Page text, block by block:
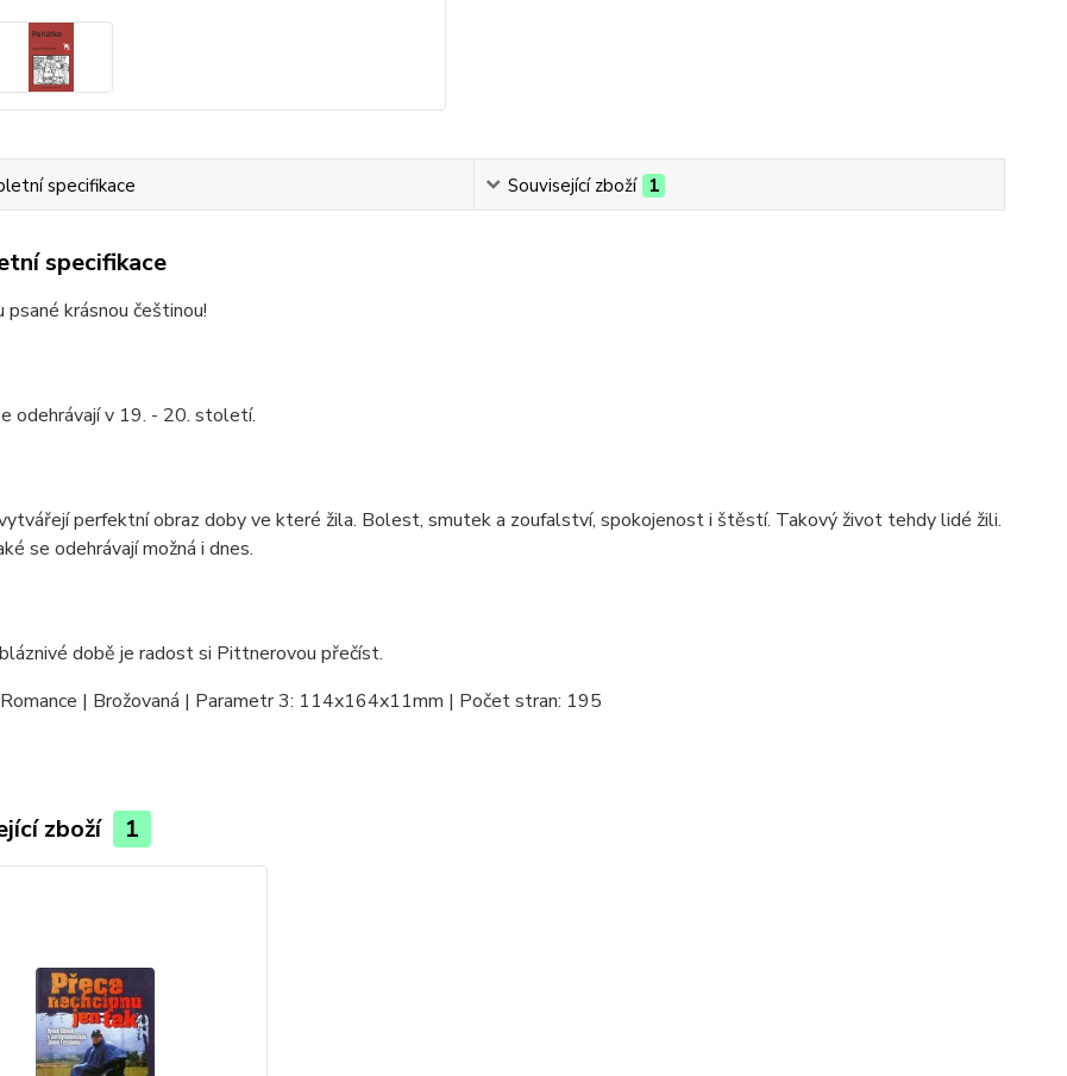
specifikace Související zboží 1
specifikace
psané krásnou češtinou!
odehrávají v 19. - 20. století.
perfektní obraz doby ve které žila. Bolest, smutek a zoufalství, spokojenost i štěstí. Takový život tehdy lidé žili.
se odehrávají možná i dnes.
době je radost si Pittnerovou přečíst.
| Brožovaná | Parametr 3: 114x164x11mm | Počet stran: 195
zboží 1